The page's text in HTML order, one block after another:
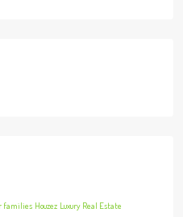
families Houzez Luxury Real Estate